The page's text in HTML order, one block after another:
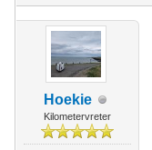
Hoekie
Kilometervreter